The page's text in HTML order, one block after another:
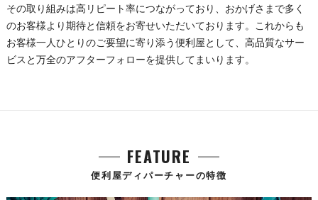
その取り組みは高リピート率につながっており、おかげさまで多く
のお客様より期待と信頼をお寄せいただいております。これからも
お客様一人ひとりのご要望に寄り添う便利屋として、高品質なサー
ビスと万全のアフターフォローを提供してまいります。
便利屋ディパーチャーの特徴
FEATURE